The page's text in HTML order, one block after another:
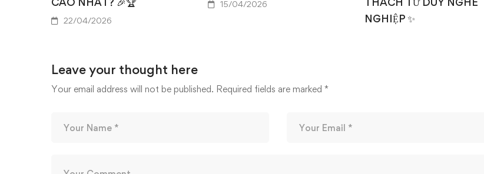
22/04/2026
15/04/2026
NGHIỆP ✨
Leave your thought here
Your email address will not be published. Required fields are marked *